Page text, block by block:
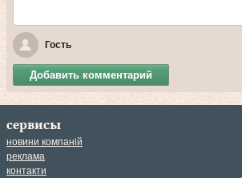
Гость
Добавить комментарий
сервисы
новини компаній
реклама
контакти